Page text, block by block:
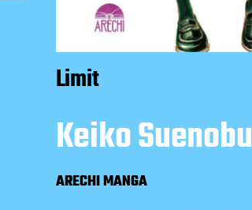
Limit
Keiko Suenobu
ARECHI MANGA